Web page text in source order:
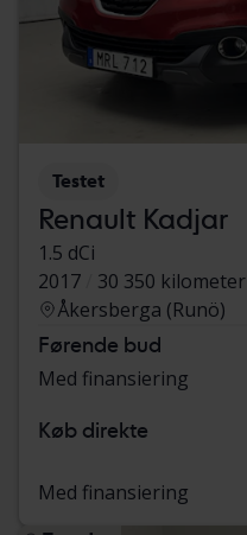
Testet
Renault Kadjar
1.5 dCi
2017
30 350 kilometer
Åkersberga (Runö)
Førende bud
Med finansiering
Køb direkte
Med finansiering